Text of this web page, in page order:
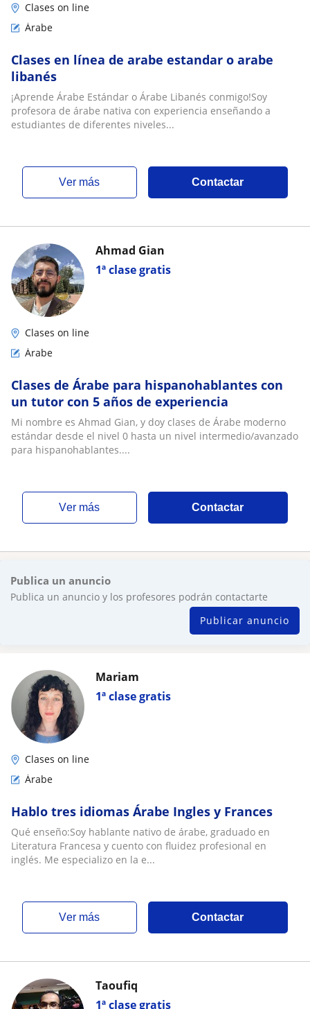
Clases on line
Árabe
Clases en línea de arabe estandar o arabe
libanés
¡Aprende Árabe Estándar o Árabe Libanés conmigo!Soy
profesora de árabe nativa con experiencia enseñando a
estudiantes de diferentes niveles...
ver más Contactar
1ª clase gratis
Ahmad Gian
Clases on line
Árabe
Clases de Árabe para hispanohablantes con
un tutor con 5 años de experiencia
Mi nombre es Ahmad Gian, y doy clases de Árabe moderno
estándar desde el nivel 0 hasta un nivel intermedio/avanzado
para hispanohablantes....
ver más Contactar
Publica un anuncio
Publica un anuncio y los profesores podrán contactarte
Publicar anuncio
1ª clase gratis
Mariam
Clases on line
Árabe
Hablo tres idiomas Árabe Ingles y Frances
Qué enseño:Soy hablante nativo de árabe, graduado en
Literatura Francesa y cuento con fluidez profesional en
inglés. Me especializo en la e...
ver más Contactar
1ª clase gratis
Taoufiq